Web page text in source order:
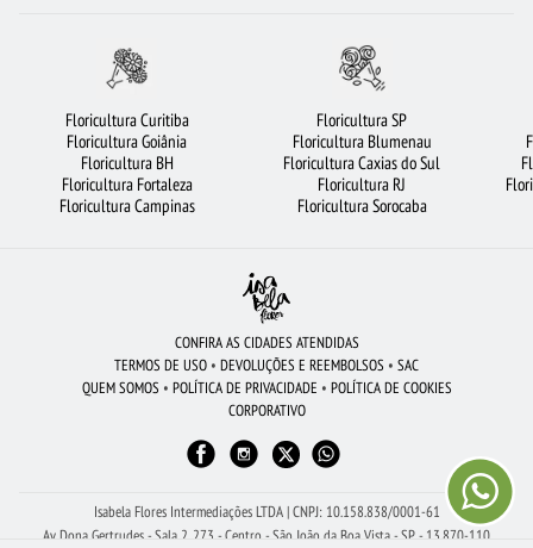
BUQUÊ DE ROSAS VERMELHAS FLORICULTURA GOIÂNIA
RAMALHETE DE FLORES FLORICULTURA BRASÍLIA FLORICULTURA CURITIBA
CESTA DE CAFÉ DA MANHÃ FLORICULTURA JOÃO PESSOA
MAIS BUSCADOS
FLORICULTURA SÃO BERNARDO DO CAMPO
BUQUÊ DE 20 ROSAS VERMELHAS FLORICULTURA SÃO JOSÉ DOS CAMPOS
FLORICULTURA SANTO ANDRÉ
FLORES BRANCAS CIDADES MAIS PROCURADAS
URSO DE PELÚCIA BUQUÊS DE FLORES
Floricultura Curitiba
Floricultura Goiânia
Floricultura BH
Floricultura Fortaleza
Floricultura Campinas
Floricultura SP
Floricultura Blumenau
Floricultura Caxias do Sul
Floricultura RJ
Floricultura Sorocaba
CONFIRA AS CIDADES ATENDIDAS
TERMOS DE USO • DEVOLUÇÕES E REEMBOLSOS • SAC
QUEM SOMOS • POLÍTICA DE PRIVACIDADE • POLÍTICA DE COOKIES
CORPORATIVO
Isabela Flores Intermediações LTDA | CNPJ: 10.158.838/0001-61
Av Dona Gertrudes - Sala 2, 273 - Centro - São João da Boa Vista - SP - 13.870-110